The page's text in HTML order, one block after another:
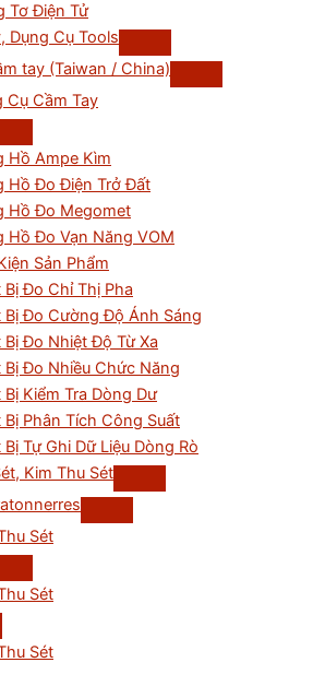
Tơ Điện Tử
Dụng Cụ Tools
tay (Taiwan / China)
Cụ Cầm Tay
Hồ Ampe Kìm
Hồ Đo Điện Trở Đất
Hồ Đo Megomet
Hồ Đo Vạn Năng VOM
Sản Phẩm
Bị Đo Chỉ Thị Pha
Bị Đo Cường Độ Ánh Sáng
Bị Đo Nhiệt Độ Từ Xa
Bị Đo Nhiều Chức Năng
Bị Kiểm Tra Dòng Dư
Bị Phân Tích Công Suất
Bị Tự Ghi Dữ Liệu Dòng Rò
Kim Thu Sét
Sét
Sét
Sét